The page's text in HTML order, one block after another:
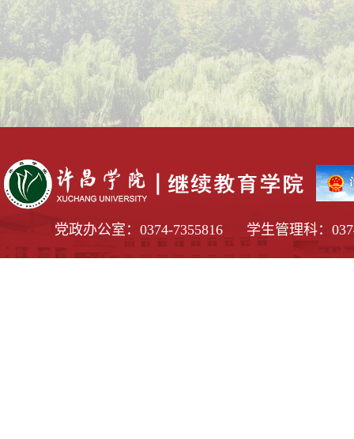
党政办公室：0374-7355816 学生管理科：